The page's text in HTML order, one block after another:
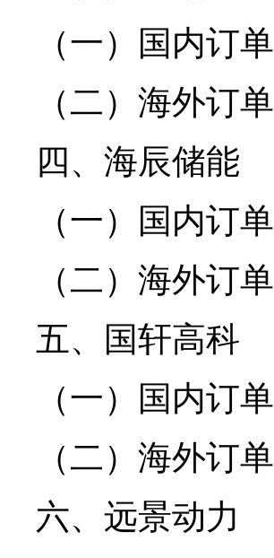
（一）国内订单
（二）海外订单
四、海辰储能
（一）国内订单
（二）海外订单
五、国轩高科
（一）国内订单
（二）海外订单
六、远景动力